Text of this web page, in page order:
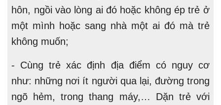
hôn, ngồi vào lòng ai đó hoặc không ép trẻ ở
một mình hoặc sang nhà một ai đó mà trẻ
không muốn;
- Cùng trẻ xác định địa điểm có nguy cơ
như: những nơi ít người qua lại, đường trong
ngõ hẻm, trong thang máy,… Dặn trẻ với